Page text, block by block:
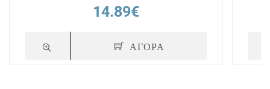
14.89€
ΑΓΟΡΑ